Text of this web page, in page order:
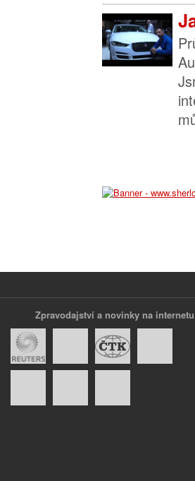
Zpravodajství a novinky na internetu